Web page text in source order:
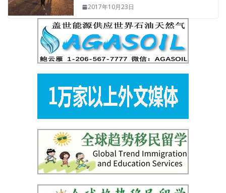
2017年10月23日